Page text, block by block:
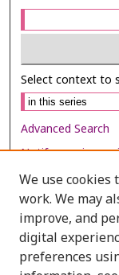
Select context to
Advanced Search
Notify me via
Browse
Collections
Disciplines
Authors
We use cookies
work. We may
improve, and
digital
preferences